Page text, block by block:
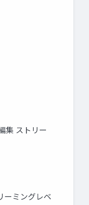
集 ストリー
ーミングレベ